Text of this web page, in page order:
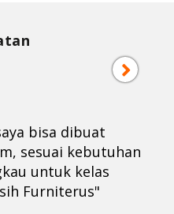
bisa dibuat
sesuai kebutuhan
untuk kelas
Furniterus"